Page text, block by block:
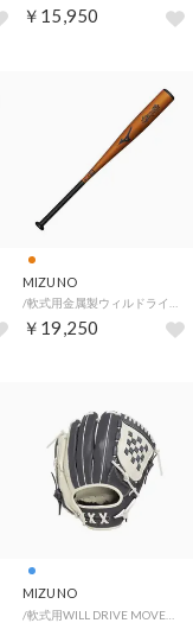
￥15,950
MIZUNO
￥19,250
MIZUNO
/軟式用WILL DRIVE MOVEオールラウンド用 サイズ10 （Dブルー×シルバー）